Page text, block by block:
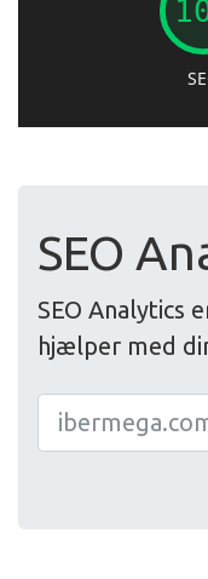
SEO
SEO Analytics
hjælper med